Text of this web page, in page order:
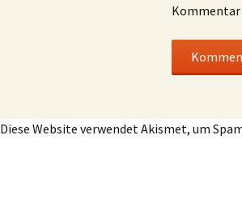
Kommentar
Diese Website verwendet Akismet, um